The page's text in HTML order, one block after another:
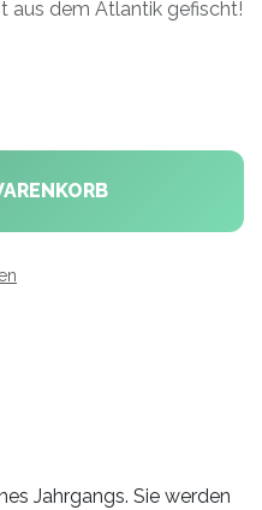
aus dem Atlantik gefischt!
Jahrgangs. Sie werden